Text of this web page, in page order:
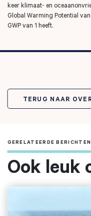
keer klimaat- en
Global Warming Potential
GWP van 1 heeft.
TERUG NAAR
GERELATEERDE BERICHTEN
Ook leuk